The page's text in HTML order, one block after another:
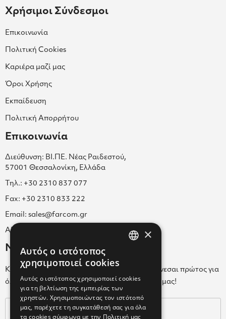
Χρήσιμοι Σύνδεσμοι
Επικοινωνία
Πολιτική Cookies
Καριέρα μαζί μας
Όροι Χρήσης
Εκπαίδευση
Πολιτική Απορρήτου
Επικοινωνία
Διεύθυνση: ΒΙ.ΠΕ. Νέας Ραιδεστού,
57001 Θεσσαλονίκη, Ελλάδα
Τηλ.: +30 2310 837 077
Fax: +30 2310 833 222
Email: sales@farcom.gr
ΑΡ.Γ.Ε.ΜΗ. 038365205000
Newsletter
Κάνε εγγραφή στο Newsletter για να ενημερώνεσαι πρώτος για
όλα τα νέα μας και τα ολοκαίνουρια προϊόντα μας!
×
Αυτός ο ιστότοπος
χρησιμοποιεί cookies
Αυτός ο ιστότοπος χρησιμοποιεί cookies
για τη βελτίωση της εμπειρίας των
χρηστών. Χρησιμοποιώντας τον ιστότοπό
μας, παρέχετε τη συγκατάθεσή σας για όλα
τα cookies σύμφωνα με την Πολιτική μας